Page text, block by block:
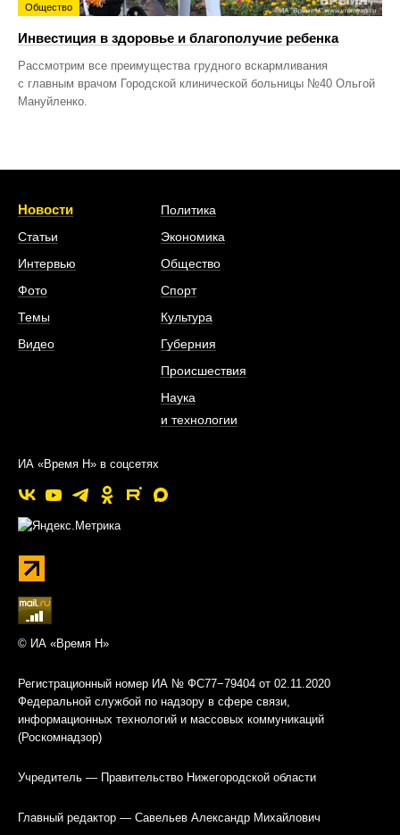
Общество
Инвестиция в здоровье и благополучие ребенка
Рассмотрим все преимущества грудного вскармливания
с главным врачом Городской клинической больницы №40 Ольгой
Мануйленко.
Новости
Статьи
Интервью
Фото
Темы
Видео
Политика
Экономика
Общество
Спорт
Культура
Губерния
Происшествия
Наука
и технологии
ИА «Время Н» в соцсетях
© ИА «Время Н»
Регистрационный номер ИА № ФС77−79404 от 02.11.2020
Федеральной службой по надзору в сфере связи,
информационных технологий и массовых коммуникаций
(Роскомнадзор)
Учредитель — Правительство Нижегородской области
Главный редактор — Савельев Александр Михайлович